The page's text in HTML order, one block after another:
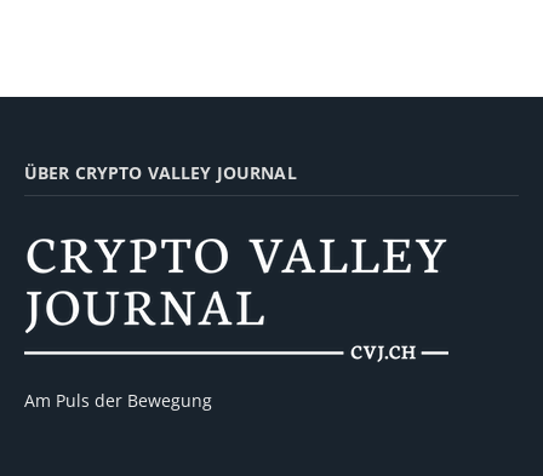
ÜBER CRYPTO VALLEY JOURNAL
Am Puls der Bewegung